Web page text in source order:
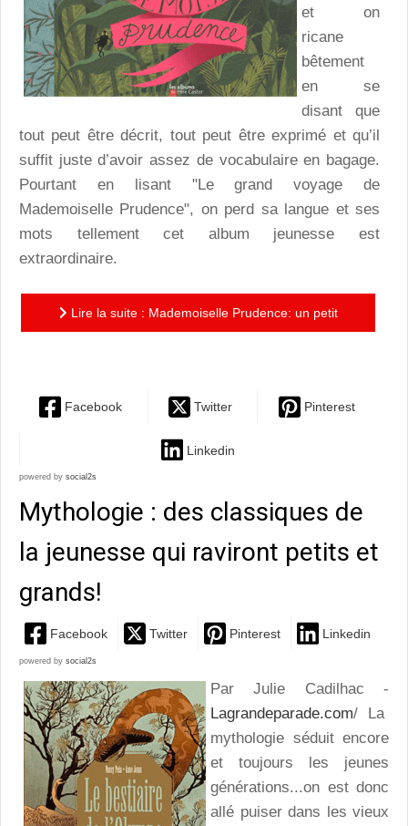
et on
ricane
bêtement
en se
disant que
tout peut être décrit, tout peut être exprimé et qu’il
suffit juste d’avoir assez de vocabulaire en bagage.
Pourtant en lisant "Le grand voyage de
Mademoiselle Prudence", on perd sa langue et ses
mots tellement cet album jeunesse est
extraordinaire.
Lire la suite : Mademoiselle Prudence: un petit
Facebook Twitter Pinterest
Linkedin
powered by social2s
Mythologie : des classiques de
la jeunesse qui raviront petits et
grands!
Facebook Twitter Pinterest Linkedin
powered by social2s
Par Julie Cadilhac -
Lagrandeparade.com/ La
mythologie séduit encore
et toujours les jeunes
générations...on est donc
allé puiser dans les vieux